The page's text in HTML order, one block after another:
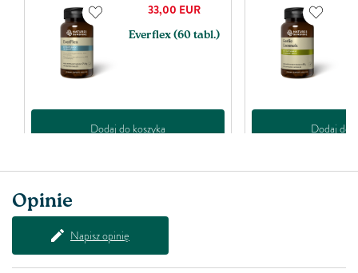
33,00 EUR
Everflex (60 tabl.)
Dodaj do koszyka Dodaj do
Opinie
Napisz opinię